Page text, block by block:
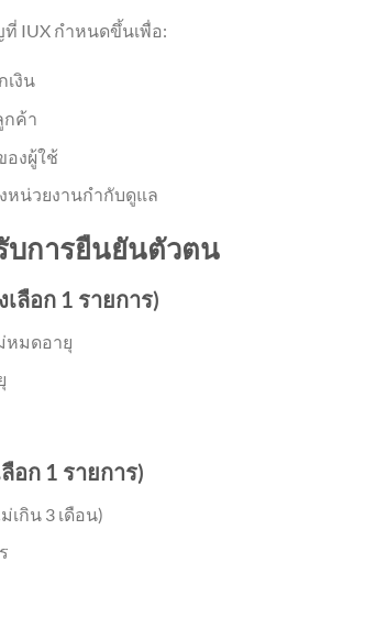
IUX กำหนดขึ้นเพื่อ:
งิน
ค้า
งผู้ใช้
หน่วยงานกำกับดูแล
บการยืนยันตัวตน
ลือก 1 รายการ)
หมดอายุ
อก 1 รายการ)
กิน 3 เดือน)